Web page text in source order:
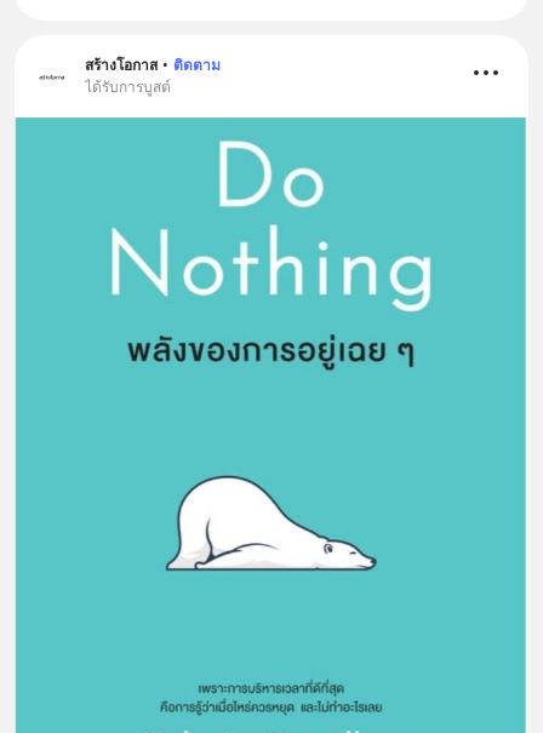
สร้างโอกาส • ติดตาม
ได้รับการบูสต์